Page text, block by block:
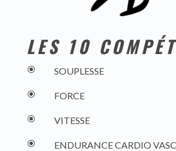
LES 10
\ SOUPLESSE
\ FORCE
\ VITESSE
\ ENDURANCE CARDIO